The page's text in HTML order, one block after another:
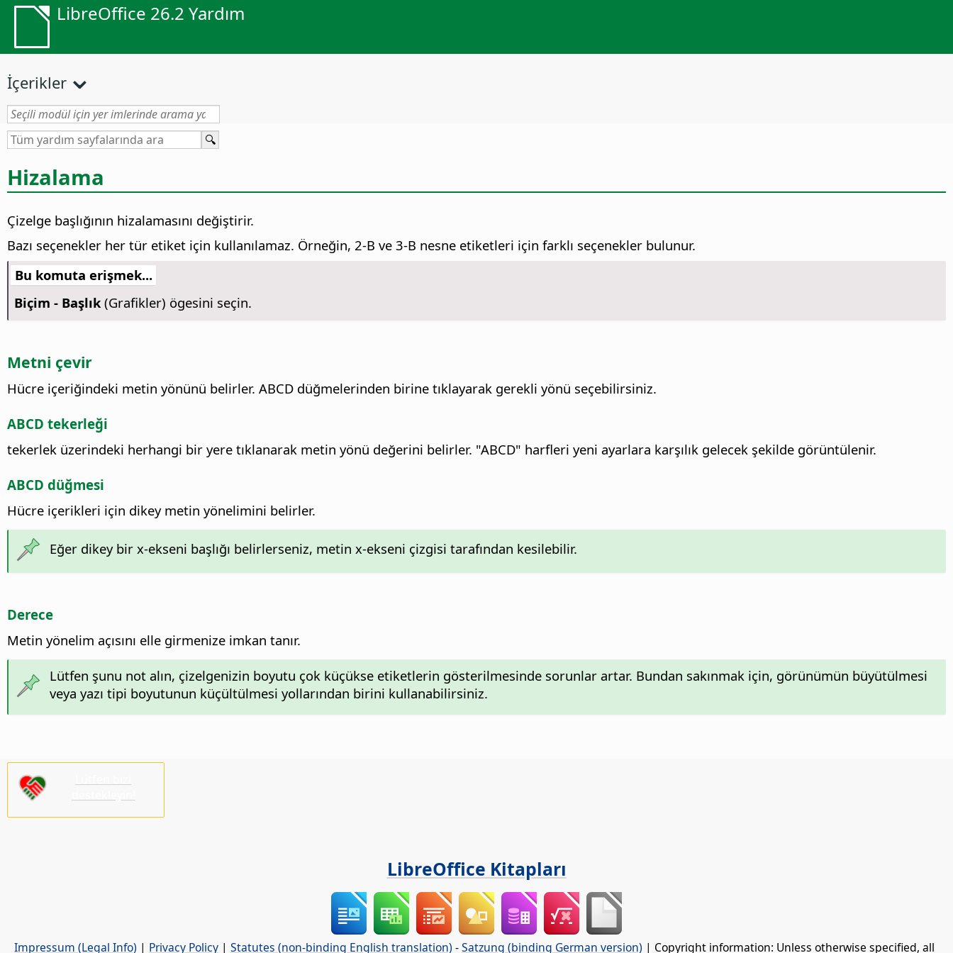
LibreOffice 26.2 Yardım
İçerikler
Hizalama
Çizelge başlığının hizalamasını değiştirir.
Bazı seçenekler her tür etiket için kullanılamaz. Örneğin, 2-B ve 3-B nesne etiketleri için farklı seçenekler bulunur.
Bu komuta erişmek...
Biçim - Başlık(Grafikler) ögesini seçin.
Metni çevir
Hücre içeriğindeki metin yönünü belirler. ABCD düğmelerinden birine tıklayarak gerekli yönü seçebilirsiniz.
ABCD tekerleği
tekerlek üzerindeki herhangi bir yere tıklanarak metin yönü değerini belirler. "ABCD" harfleri yeni ayarlara karşılık gelecek şekilde görüntülenir.
ABCD düğmesi
Hücre içerikleri için dikey metin yönelimini belirler.
Eğer dikey bir x-ekseni başlığı belirlerseniz, metin x-ekseni çizgisi tarafından kesilebilir.
Derece
Metin yönelim açısını elle girmenize imkan tanır.
Lütfen şunu not alın, çizelgenizin boyutu çok küçükse etiketlerin gösterilmesinde sorunlar artar. Bundan sakınmak için, görünümün büyütülmesi
veya yazı tipi boyutunun küçültülmesi yollarından birini kullanabilirsiniz.
LibreOffice Kitapları
Impressum (Legal Info) | Privacy Policy | Statutes (non-binding English translation) -Satzung (binding German version) | Copyright information: Unless otherwise specified, all